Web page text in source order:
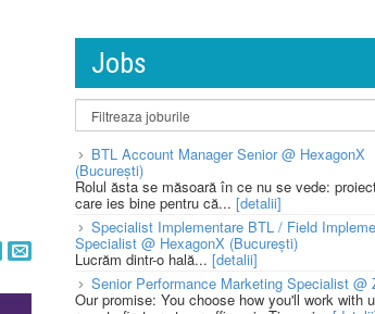
Jobs
BTL Account Manager Senior @ HexagonX
(București)
Rolul ăsta se măsoară în ce nu se vede:
care ies bine pentru că... [detalii]
Specialist Implementare BTL / Field
Specialist @ HexagonX (București)
Lucrăm dintr-o hală... [detalii]
Senior Performance Marketing Specialist @
Our promise: You choose how you'll work with